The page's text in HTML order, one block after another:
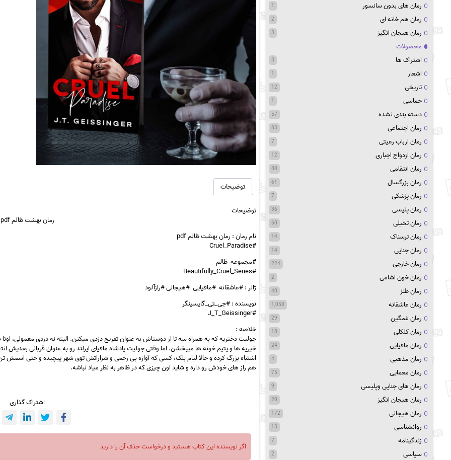
توضیحات
توضیحات
رمان بهشت ظالم pdf
نام رمان : رمان بهشت ظالم pdf
#Cruel_Paradise
#مجموعه_ظالم
#Beautifully_Cruel_Series
ژانر : #عاشقانه #مافیایی #هیجانی #رازآلود
نویسنده : #جی_تی_گایسینگر
#J_T_Geissinger
خلاصه :
جولیت دختریه که به همراه سه تا از دوستاش به عنوان تفریح دزدی میکنن. البته نه دزدی معمولی،
خیریه ها و یتیم خونه ها میبخشن. اما وقتی جولیت پادشاه مافیای ایرلند رو به عنوان قربانی
اشتباه بزرگ کرده و حالا لیام بلک، کسی که آوازه بی رحمی و شراراتش توی شهر پیچیده و حتی اسمش تن
هم راز های خودش رو داره و شاید اون چیزی که در ظاهر به نظر میاد نباشه.
اشتراک گذاری
اگر نویسنده این کتاب هستید و درخواست حذف آن را دارید
رمان های بدون سانسور 1
رمان هم خانه ای 2
رمان هیجان انگیز 3
محصولات
اشتراک ها
3
اشعار 1
تاریخی 12
حماسی 1
دسته بندی نشده 57
رمان اجتماعی 83
رمان ارباب رعیتی 7
رمان ازدواج اجباری 12
رمان انتقامی 80
رمان بزرگسال 61
رمان پزشکی 7
رمان پلیسی 36
رمان تخیلی 60
رمان ترسناک 14
رمان جنایی 14
رمان خارجی 224
رمان خون اشامی 2
رمان طنز 40
رمان عاشقانه 1,050
رمان غمگین 29
رمان کلکلی 18
رمان مافیایی 24
رمان مذهبی 4
رمان معمایی 75
رمان های جنایی وپلیسی 9
رمان هیجان انگیز 20
رمان هیجانی 172
روانشناسی 13
زندگینامه 7
سیاسی 2